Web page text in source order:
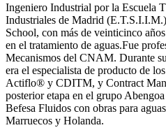
Ingeniero Industrial por la Escuela
Industriales de Madrid
School, con más de veinticinco
en el tratamiento de aguas.Fue
Mecanismos del CNAM. Durante
era el especialista de producto de
Actiflo® y CDITM, y Contract
posterior etapa en el grupo
Befesa Fluidos con obras para
Marruecos y Holanda.